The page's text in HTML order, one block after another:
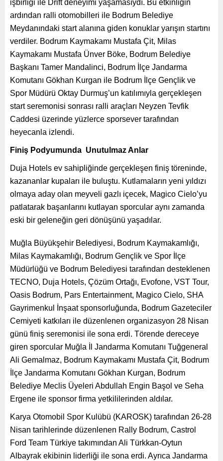
işbirliği ile Drift deneyimi yaşamasıydı. Bu etkinliğin
ardından ralli otomobilleri ile Bodrum Belediye
Meydanındaki start alanına giden konuklar yarışın startını
verdiler. Bodrum Kaymakamı Mustafa Çit, Milas
Kaymakamı Mustafa Ünver Böke, Bodrum Belediye
Başkanı Tamer Mandalinci, Bodrum İlçe Jandarma
Komutanı Gökhan Kurgan ile Bodrum İlçe Gençlik ve
Spor Müdürü Oktay Durmuş’un katılımıyla gerçekleşen
start seremonisi sonrası ralli araçları Neyzen Tevfik
Caddesi üzerinde yüzlerce sporsever tarafından
heyecanla izlendi.
Finiş Podyumunda Unutulmaz Anlar
Duja Hotels ev sahipliğinde gerçekleşen finiş töreninde,
kazananlar kupaları ile buluştu. Kutlamaların yeni yıldızı
olmaya aday olan meyveli gazlı içecek, Magico Cielo’yu
patlatarak başarılarını kutlayan sporcular aynı zamanda
eski bir geleneğin geri dönüşünü yaşadılar.
Muğla Büyükşehir Belediyesi, Bodrum Kaymakamlığı,
Milas Kaymakamlığı, Bodrum Gençlik ve Spor İlçe
Müdürlüğü ve Bodrum Belediyesi tarafından desteklenen
TECNO, Duja Hotels, Çözüm Ortağı, Evofone, VST Tour,
Oasis Bodrum, Pars Entertainment, Magico Cielo, SHA
Gayrimenkul İnşaat sponsorluğunda, Bodrum Gazeteciler
Cemiyeti katkıları ile düzenlenen organizasyon 28 Nisan
günü finiş seremonisi ile sona erdi. Törende dereceye
giren sporcular Muğla İl Jandarma Komutanı Tuğgeneral
Ali Gemalmaz, Bodrum Kaymakamı Mustafa Çit, Bodrum
İlçe Jandarma Komutanı Gökhan Kurgan, Bodrum
Belediye Meclis Üyeleri Abdullah Engin Başol ve Seha
Ergene ile sponsor firma yetkililerinden aldılar.
Karya Otomobil Spor Kulübü (KAROSK) tarafından 26-28
Nisan tarihlerinde düzenlenen Rally Bodrum, Castrol
Ford Team Türkiye takımından Ali Türkkan-Oytun
Albayrak ekibinin liderliği ile sona erdi. Ayrıca Jandarma